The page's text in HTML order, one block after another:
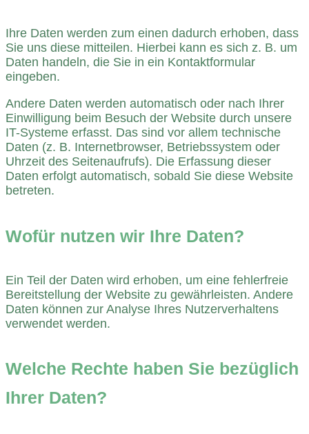
Ihre Daten werden zum einen dadurch erhoben, dass
Sie uns diese mitteilen. Hierbei kann es sich z. B. um
Daten handeln, die Sie in ein Kontaktformular
eingeben.
Andere Daten werden automatisch oder nach Ihrer
Einwilligung beim Besuch der Website durch unsere
IT-Systeme erfasst. Das sind vor allem technische
Daten (z. B. Internetbrowser, Betriebssystem oder
Uhrzeit des Seitenaufrufs). Die Erfassung dieser
Daten erfolgt automatisch, sobald Sie diese Website
betreten.
Wofür nutzen wir Ihre Daten?
Ein Teil der Daten wird erhoben, um eine fehlerfreie
Bereitstellung der Website zu gewährleisten. Andere
Daten können zur Analyse Ihres Nutzerverhaltens
verwendet werden.
Welche Rechte haben Sie bezüglich
Ihrer Daten?